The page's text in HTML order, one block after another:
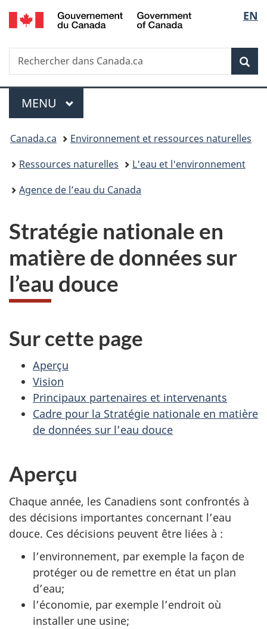
Passer
au
principal
Passer
à
Au
du
Passer
à
version
simplifiée
de
la
EN
Recherche
Rechercher
dans
Menu
MENU PRINCIPAL
Vous
êtes
ici :
Canada.ca
Environnement et ressources naturelles
Ressources naturelles
L'eau et l'environnement
Agence de l’eau du Canada
Stratégie nationale en
matière de données sur
l’eau douce
Sur cette page
Aperçu
Vision
Principaux partenaires et intervenants
Cadre pour la Stratégie nationale en matière
de données sur l’eau douce
Aperçu
Chaque année, les Canadiens sont confrontés à
des décisions importantes concernant l’eau
douce. Ces décisions peuvent être liées à :
l’environnement, par exemple la façon de
protéger ou de remettre en état un plan
d’eau;
l’économie, par exemple l’endroit où
installer une usine;